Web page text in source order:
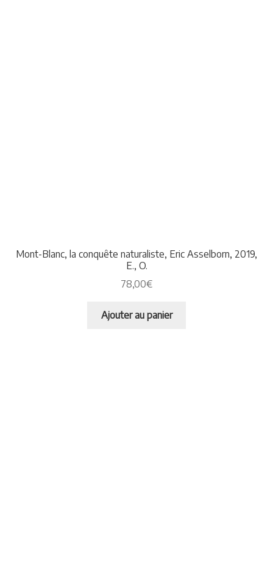
Mont-Blanc, la conquête naturaliste, Eric Asselborn, 2019,
E., O.
78,00€
Ajouter au panier